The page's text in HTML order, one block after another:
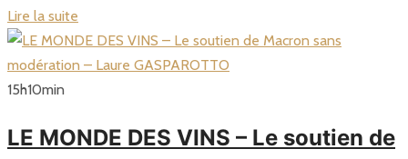
Lire la suite
15h10min
LE MONDE DES VINS – Le soutien de